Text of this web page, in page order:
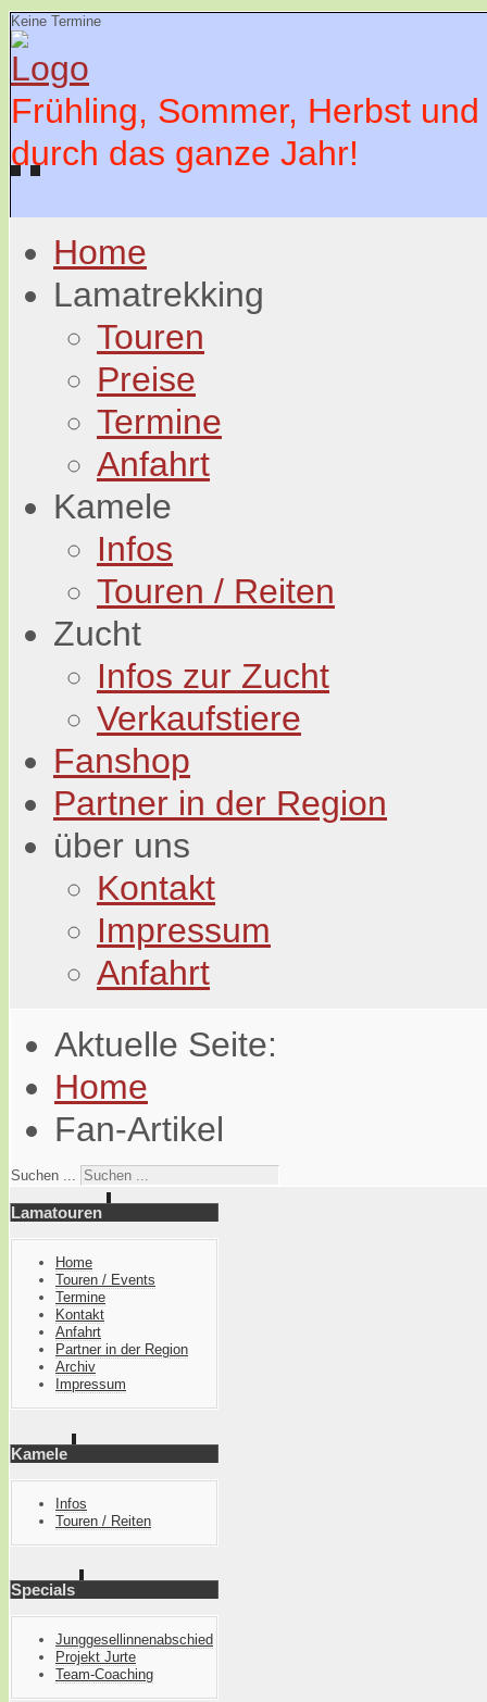
Keine Termine
Frühling, Sommer, Herbst
durch das ganze Jahr!
Home
Lamatrekking
Touren
Preise
Termine
Anfahrt
Kamele
Infos
Touren / Reiten
Zucht
Infos zur Zucht
Verkaufstiere
Fanshop
Partner in der Region
über uns
Kontakt
Impressum
Anfahrt
Aktuelle Seite:
Home
Fan-Artikel
Suchen ...
Lamatouren
Home
Touren / Events
Termine
Kontakt
Anfahrt
Partner in der Region
Archiv
Impressum
Kamele
Infos
Touren / Reiten
Specials
Junggesellinnenabschied
Projekt Jurte
Team-Coaching